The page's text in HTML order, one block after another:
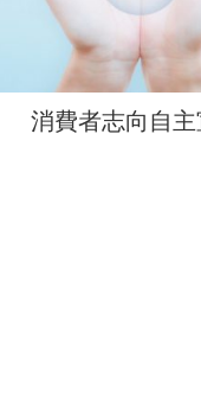
消費者志向自